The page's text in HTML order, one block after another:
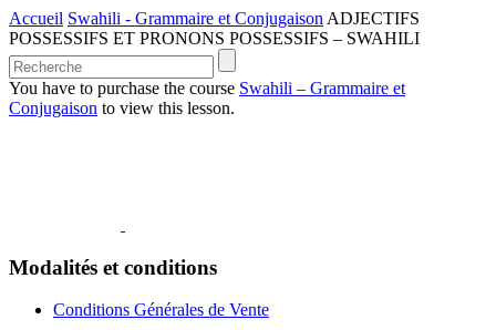
Accueil Swahili - Grammaire et Conjugaison ADJECTIFS
POSSESSIFS ET PRONONS POSSESSIFS – SWAHILI
You have to purchase the course Swahili – Grammaire et
Conjugaison to view this lesson.
Modalités et conditions
Conditions Générales de Vente